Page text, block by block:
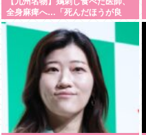
全身麻痺へ…「死んだほうが良
い」